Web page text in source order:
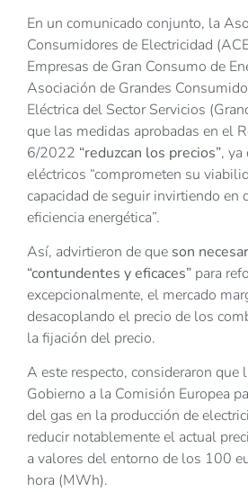
En un comunicado conjunto, la
Consumidores de Electricidad
Empresas de Gran Consumo de
Asociación de Grandes
Eléctrica del Sector Servicios
que las medidas aprobadas en el
6/2022 “reduzcan los precios”, ya
eléctricos “comprometen su
capacidad de seguir invirtiendo en
eficiencia energética”.
Así, advirtieron de que son
“contundentes y eficaces” para
excepcionalmente, el mercado
desacoplando el precio de los
la fijación del precio.
A este respecto, consideraron que
Gobierno a la Comisión Europea
del gas en la producción de
reducir notablemente el actual
a valores del entorno de los 100
hora (MWh).